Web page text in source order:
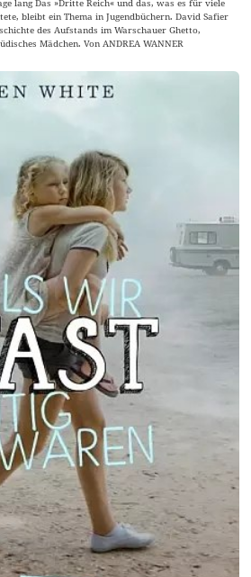
lang Das »Dritte Reich« und das, was es für viele
bleibt ein Thema in Jugendbüchern. David Safier
des Aufstands im Warschauer Ghetto,
Mädchen. Von ANDREA WANNER